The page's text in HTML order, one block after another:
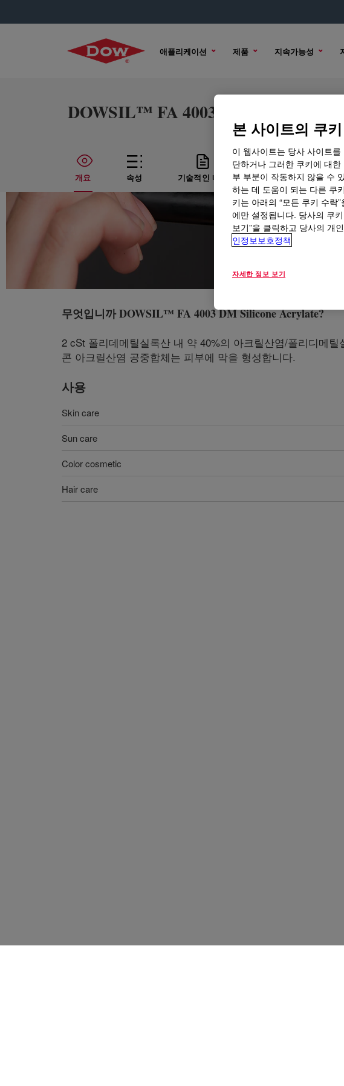
애플리케이션 제품 지속가능성
DOWSIL™ FA 4003 DM Silicone
개요 속성 기술적인 내용 샘플 옵션 구
무엇입니까DOWSIL™ FA 4003 DM Silicone Acrylate?
2 cSt 폴리데메틸실록산 내 약 40%의 아크릴산염/폴리디메
콘 아크릴산염 공중합체는 피부에 막을 형성합니다.
사용
Skin care
Sun care
Color cosmetic
Hair care
본 사이트의 쿠
이 웹사이트는 당사 사이트
단하거나 그러한 쿠키에 대
부 부분이 작동하지 않을 수
하는 데 도움이 되는 다른 쿠
키는 아래의 “모든 쿠키 수락
에만 설정됩니다. 당사의 쿠
보기”을 클릭하고 당사의 개
인정보보호정책
자세한 정보 보기